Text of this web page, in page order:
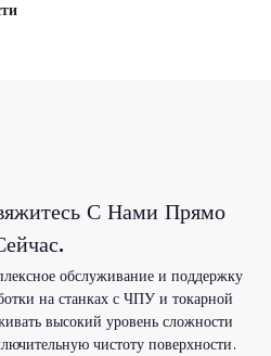
С Нами Прямо
обслуживание и поддержку
на станках с ЧПУ и токарной
высокий уровень сложности
чистоту поверхности.